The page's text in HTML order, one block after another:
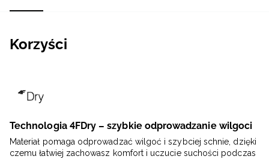
Korzyści
Technologia 4FDry – szybkie odprowadzanie wilgoci
Materiał pomaga odprowadzać wilgoć i szybciej schnie, dzięki
czemu łatwiej zachowasz komfort i uczucie suchości podczas